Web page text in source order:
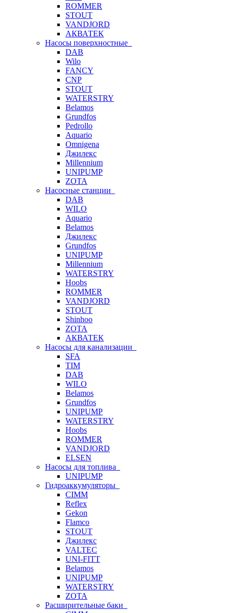
ROMMER
STOUT
VANDJORD
АКВАТЕК
Насосы поверхностные
DAB
Wilo
FANCY
CNP
STOUT
WATERSTRY
Belamos
Grundfos
Pedrollo
Aquario
Omnigena
Джилекс
Millennium
UNIPUMP
ZOTA
Насосные станции
DAB
WILO
Aquario
Belamos
Джилекс
Grundfos
UNIPUMP
Millennium
WATERSTRY
Hoobs
ROMMER
VANDJORD
STOUT
Shinhoo
ZOTA
АКВАТЕК
Насосы для канализации
SFA
TIM
DAB
WILO
Belamos
Grundfos
UNIPUMP
WATERSTRY
Hoobs
ROMMER
VANDJORD
ELSEN
Насосы для топлива
UNIPUMP
Гидроаккумуляторы
CIMM
Reflex
Gekon
Flamco
STOUT
Джилекс
VALTEC
UNI-FITT
Belamos
UNIPUMP
WATERSTRY
ZOTA
Расширительные баки